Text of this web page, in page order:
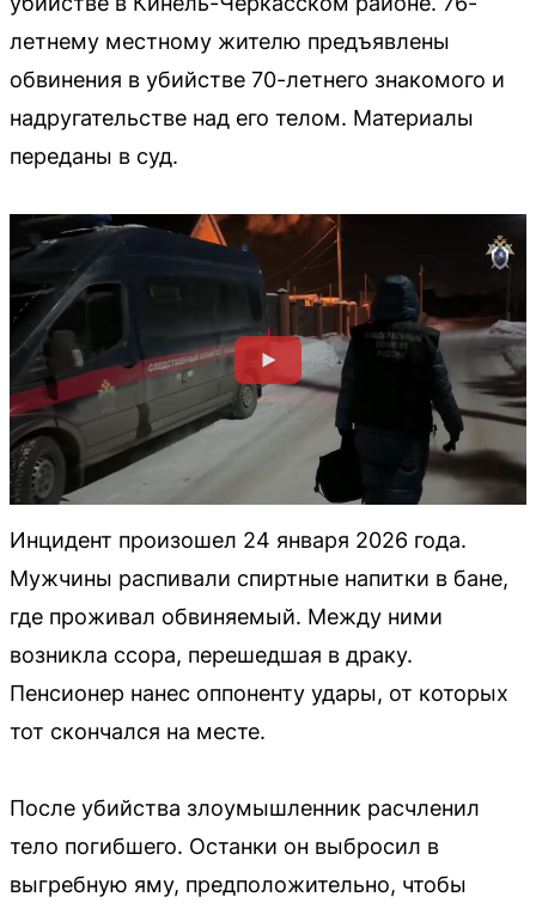
летнему местному жителю предъявлены
обвинения в убийстве 70-летнего знакомого и
надругательстве над его телом. Материалы
переданы в суд.
Инцидент произошел 24 января 2026 года.
Мужчины распивали спиртные напитки в бане,
где проживал обвиняемый. Между ними
возникла ссора, перешедшая в драку.
Пенсионер нанес оппоненту удары, от которых
тот скончался на месте.
После убийства злоумышленник расчленил
тело погибшего. Останки он выбросил в
выгребную яму, предположительно, чтобы